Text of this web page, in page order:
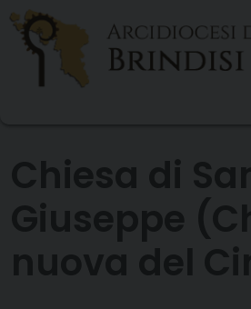
Skip
content